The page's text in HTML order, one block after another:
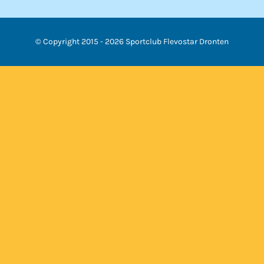
© Copyright 2015 -2026 Sportclub Flevostar Dronten